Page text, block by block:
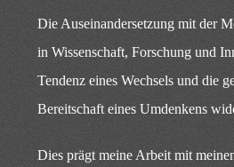
Die Auseinandersetzung mit der
in Wissenschaft, Forschung und
Tendenz eines Wechsels und die
Bereitschaft eines Umdenkens
Dies prägt meine Arbeit mit